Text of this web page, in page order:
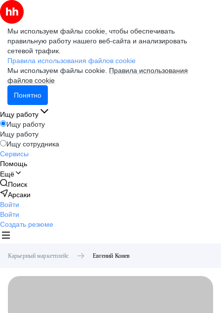
Мы используем файлы cookie, чтобы обеспечивать
правильную работу нашего веб-сайта и анализировать
сетевой трафик.
Правила использования файлов cookie
Мы используем файлы cookie. Правила использования
файлов cookie
Понятно
Ищу работу
Ищу работу
Ищу работу
Ищу сотрудника
Сервисы
Помощь
Ещё
Поиск
Арсаки
Войти
Войти
Создать резюме
Карьерный маркетплейс Евгений Конев